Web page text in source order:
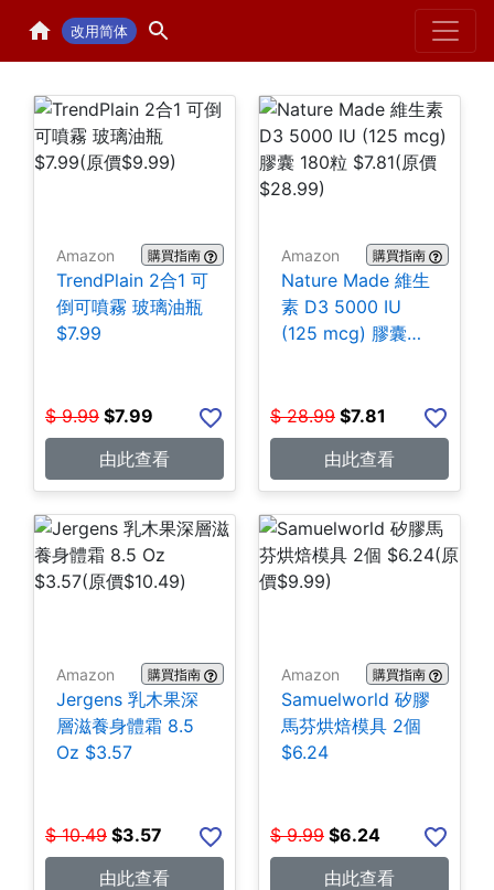
改用简体 Home
Amazon 購買指南
TrendPlain 2合1 可
倒可噴霧 玻璃油瓶
$7.99
$ 9.99 $7.99
由此查看
Amazon 購買指南
Nature Made 維生
素 D3 5000 IU
(125 mcg) 膠囊
$ 28.99 $7.81
由此查看
Amazon 購買指南
Jergens 乳木果深
層滋養身體霜 8.5
Oz $3.57
$ 10.49 $3.57
由此查看
Amazon 購買指南
Samuelworld 矽膠
馬芬烘焙模具 2個
$6.24
$ 9.99 $6.24
由此查看